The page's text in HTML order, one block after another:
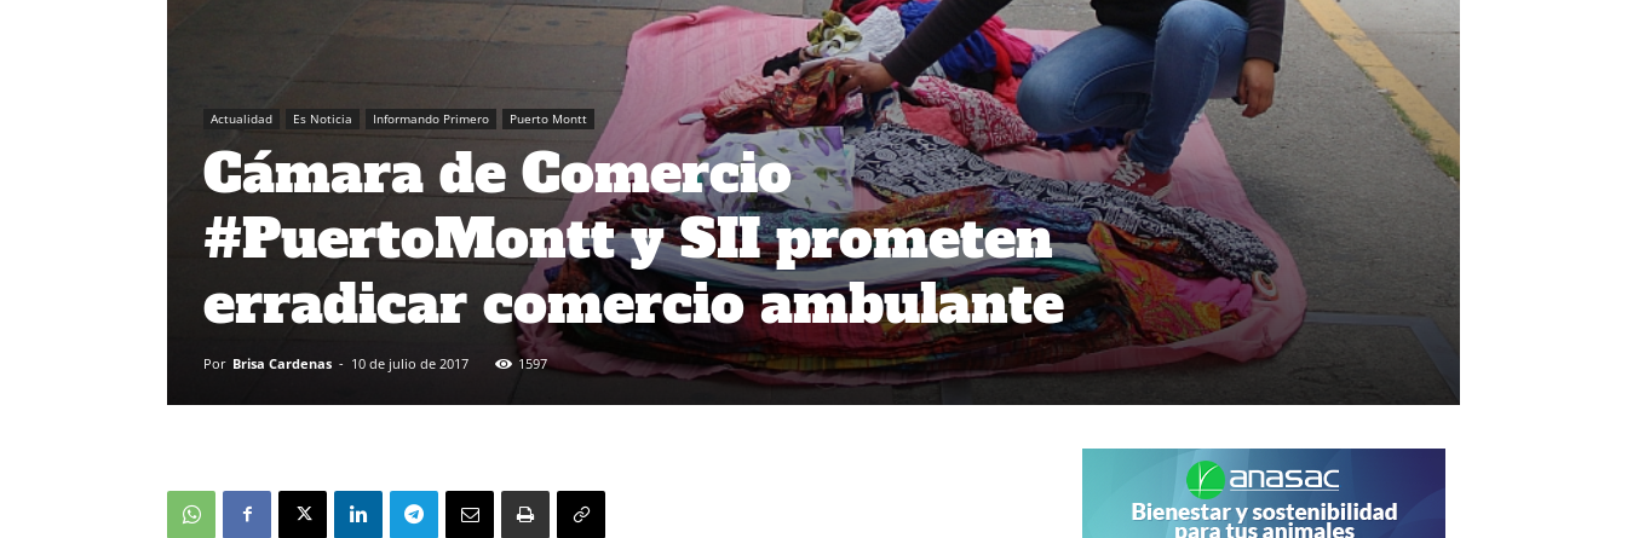
Actualidad Es Noticia Informando Primero Puerto Montt
Cámara de Comercio
#PuertoMontt y SII prometen
erradicar comercio ambulante
Por Brisa Cardenas - 10 de julio de 2017 1597